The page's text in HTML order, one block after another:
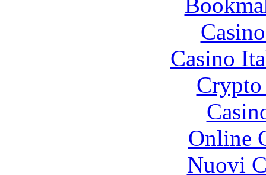
Casino
Online
Nuovi